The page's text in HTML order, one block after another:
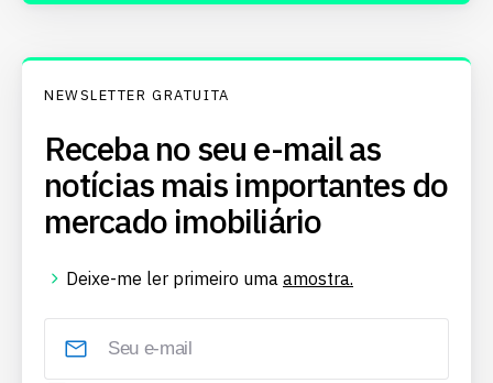
NEWSLETTER GRATUITA
Receba no seu e-mail as
notícias mais importantes do
mercado imobiliário
Deixe-me ler primeiro uma amostra.